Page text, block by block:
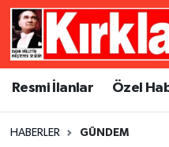
Resmi İlanlar Özel
HABERLER GÜNDEM
Resmi İlanlar
Gündem
Asayiş
Dünya
Künye
Gizlilik Sözleşmesi
Merkez Nöbetçi
Merkez Trafik